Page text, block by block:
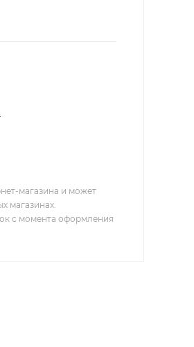
магазина и может
магазинах.
с момента оформления